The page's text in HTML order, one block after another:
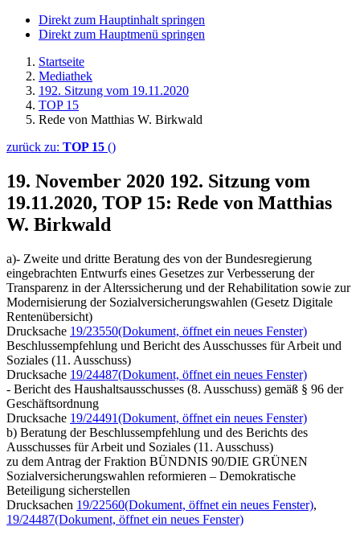
Direkt zum Hauptinhalt springen
Direkt zum Hauptmenü springen
Startseite
Mediathek
192. Sitzung vom 19.11.2020
TOP 15
Rede von Matthias W. Birkwald
zurück zu: TOP 15 ()
19. November 2020 192. Sitzung vom
19.11.2020, TOP 15: Rede von Matthias
W. Birkwald
a)- Zweite und dritte Beratung des von der Bundesregierung
eingebrachten Entwurfs eines Gesetzes zur Verbesserung der
Transparenz in der Alterssicherung und der Rehabilitation sowie zur
Modernisierung der Sozialversicherungswahlen (Gesetz Digitale
Rentenübersicht)
Drucksache 19/23550(Dokument, öffnet ein neues Fenster)
Beschlussempfehlung und Bericht des Ausschusses für Arbeit und
Soziales (11. Ausschuss)
Drucksache 19/24487(Dokument, öffnet ein neues Fenster)
- Bericht des Haushaltsausschusses (8. Ausschuss) gemäß § 96 der
Geschäftsordnung
Drucksache 19/24491(Dokument, öffnet ein neues Fenster)
b) Beratung der Beschlussempfehlung und des Berichts des
Ausschusses für Arbeit und Soziales (11. Ausschuss)
zu dem Antrag der Fraktion BÜNDNIS 90/DIE GRÜNEN
Sozialversicherungswahlen reformieren – Demokratische
Beteiligung sicherstellen
Drucksachen 19/22560(Dokument, öffnet ein neues Fenster),
19/24487(Dokument, öffnet ein neues Fenster)